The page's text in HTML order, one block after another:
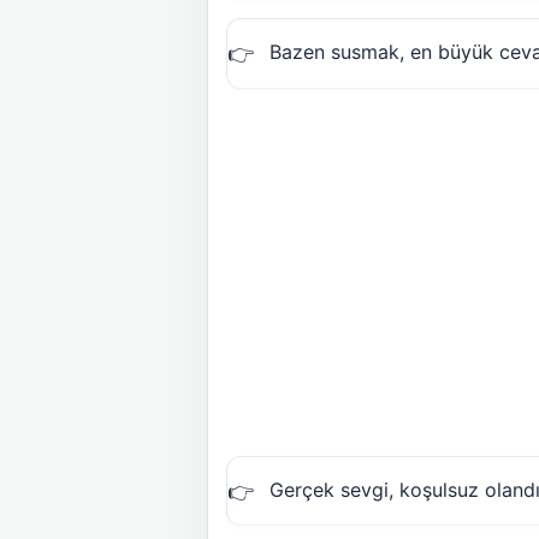
Bazen susmak, en büyük
Gerçek sevgi, koşulsuz